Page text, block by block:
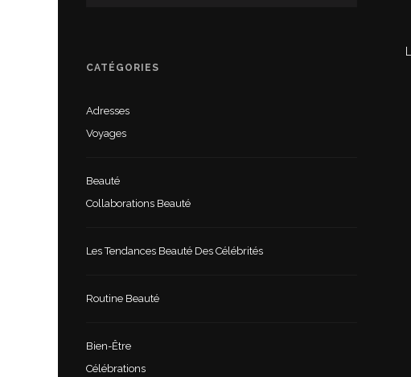
CATÉGORIES
Adresses
Voyages
Beauté
Collaborations Beauté
Les Tendances Beauté Des Célébrités
Routine Beauté
Bien-Être
Célébrations